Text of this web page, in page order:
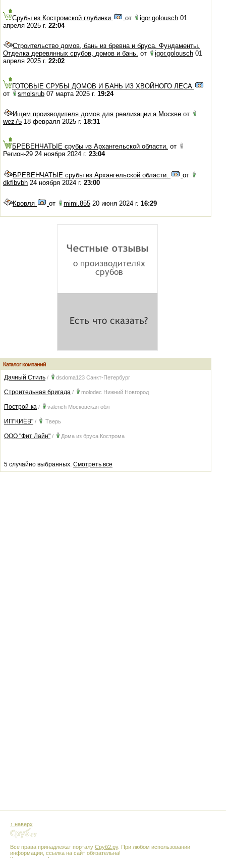
Срубы из Костромской глубинки от igor.golousch 01
апреля 2025 г. 22:04
Строительство домов, бань из бревна и бруса. Фундаменты.
Отделка деревянных срубов, домов и бань. от igor.golousch 01
апреля 2025 г. 22:02
ГОТОВЫЕ СРУБЫ ДОМОВ И БАНЬ ИЗ ХВОЙНОГО ЛЕСА
от
smolsrub 07 марта 2025 г. 19:24
Ищем производителя домов для реализации а Москве от
wez75 18 февраля 2025 г. 18:31
БРЕВЕНЧАТЫЕ срубы из Архангельской области. от
Регион-29 24 ноября 2024 г. 23:04
БРЕВЕНЧАТЫЕ срубы из Архангельской области.
от
dkflbvbh 24 ноября 2024 г. 23:00
Кровля от mimi.855 20 июня 2024 г. 16:29
Каталог компаний
Дачный Стиль / dsdoma123 Санкт-Петербург
Строительная бригада / molodec Нижний Новгород
Построй-ка / valerich Московская обл
ИП"КИЁВ" / Тверь
ООО "Фит Лайн" / Дома из бруса Кострома
5 случайно выбранных. Смотреть все
↑ наверх
Все права принадлежат порталу Сруб2.ру. При любом использовании
информации, ссылка на сайт обязательна!